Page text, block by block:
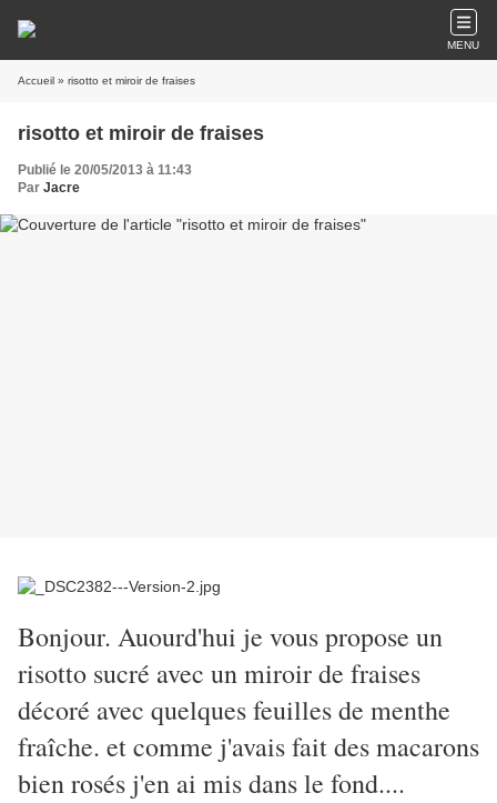
MENU
Accueil » risotto et miroir de fraises
risotto et miroir de fraises
Publié le 20/05/2013 à 11:43
Par Jacre
Bonjour. Auourd'hui je vous propose un
risotto sucré avec un miroir de fraises
décoré avec quelques feuilles de menthe
fraîche. et comme j'avais fait des macarons
bien rosés j'en ai mis dans le fond....